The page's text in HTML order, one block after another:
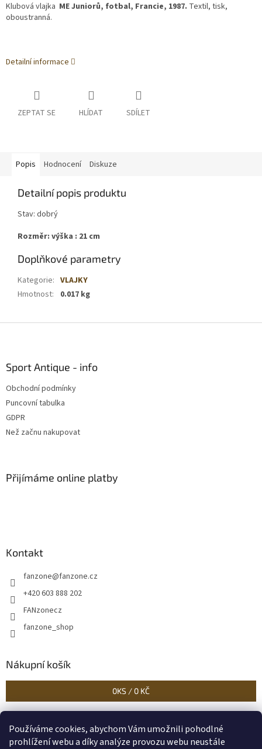
Používáme cookies, abychom Vám umožnili pohodlné
prohlížení webu a díky analýze provozu webu neustále
Klubová vlajka ME Juniorů, fotbal, Francie, 1987. Textil, tisk,
oboustranná.
Detailní informace
ZEPTAT SE HLÍDAT SDÍLET
Popis Hodnocení Diskuze
Detailní popis produktu
Stav: dobrý
Rozměr: výška : 21 cm
Doplňkové parametry
Kategorie: VLAJKY
Hmotnost: 0.017 kg
Sport Antique - info
Obchodní podmínky
Puncovní tabulka
GDPR
Než začnu nakupovat
Přijímáme online platby
Kontakt
fanzone@fanzone.cz
+420 603 888 202
FANzonecz
fanzone_shop
Nákupní košík
0KS / 0 KČ
Historické dokumenty Linoryty - nástěnky Blog Sportantique.cz